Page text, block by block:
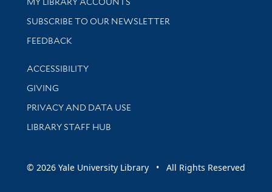
SUBSCRIBE TO OUR NEWSLETTER
Stay updated with library news and events
FEEDBACK
Library Information
ACCESSIBILITY
GIVING
PRIVACY AND DATA USE
LIBRARY STAFF HUB
© 2026 Yale University Library • All Rights Reserved